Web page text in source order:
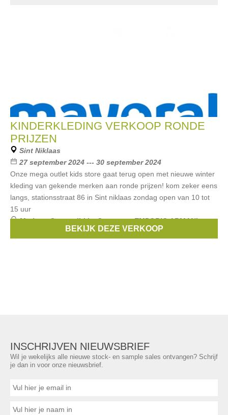
KINDERKLEDING VERKOOP RONDE
PRIJZEN
Sint Niklaas
27 september 2024 --- 30 september 2024
Onze mega outlet kids store gaat terug open met nieuwe winter
kleding van gekende merken aan ronde prijzen! kom zeker eens
langs, stationsstraat 86 in Sint niklaas zondag open van 10 tot
15 uur
Merken:Gymp,dirkje,Someone,EMPORIO ARMANI,
BEKIJK DEZE VERKOOP
INSCHRIJVEN NIEUWSBRIEF
Wil je wekelijks alle nieuwe stock- en sample sales ontvangen? Schrijf
je dan in voor onze nieuwsbrief.